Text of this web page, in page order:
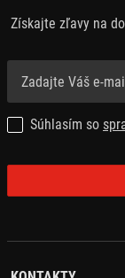
Získajte zľavy na
Súhlasím so